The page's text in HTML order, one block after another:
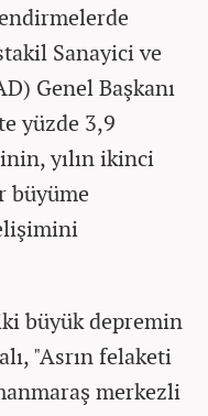
Sanayici ve
Genel Başkanı
yüzde 3,9
yılın ikinci
büyüme
büyük depremin
"Asrın felaketi
merkezli